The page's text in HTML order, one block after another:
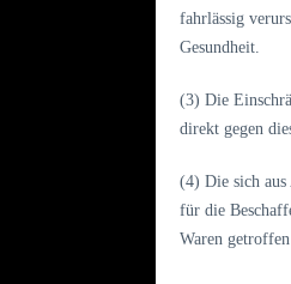
fahrlässig
Gesundheit.
(3) Die
direkt gegen
(4) Die sich aus
für die
Waren